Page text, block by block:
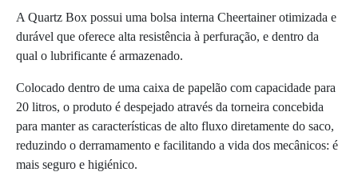
A Quartz Box possui uma bolsa interna Cheertainer otimizada e
durável que oferece alta resistência à perfuração, e dentro da
qual o lubrificante é armazenado.
Colocado dentro de uma caixa de papelão com capacidade para
20 litros, o produto é despejado através da torneira concebida
para manter as características de alto fluxo diretamente do saco,
reduzindo o derramamento e facilitando a vida dos mecânicos: é
mais seguro e higiénico.